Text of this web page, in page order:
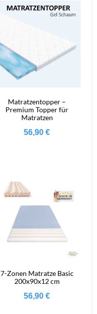
Matratzentopper –
Premium Topper für
Matratzen
56,90€
7-Zonen Matratze Basic
200x90x12 cm
56,90€